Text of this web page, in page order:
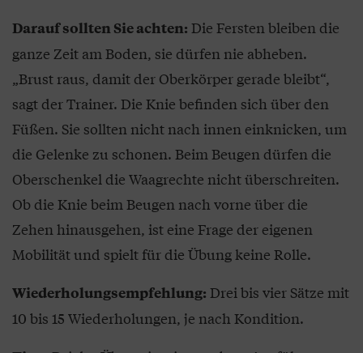
Darauf sollten Sie achten: Die Fersten bleiben die
ganze Zeit am Boden, sie dürfen nie abheben.
„Brust raus, damit der Oberkörper gerade bleibt“,
sagt der Trainer. Die Knie befinden sich über den
Füßen. Sie sollten nicht nach innen einknicken, um
die Gelenke zu schonen. Beim Beugen dürfen die
Oberschenkel die Waagrechte nicht überschreiten.
Ob die Knie beim Beugen nach vorne über die
Zehen hinausgehen, ist eine Frage der eigenen
Mobilität und spielt für die Übung keine Rolle.
Wiederholungsempfehlung: Drei bis vier Sätze mit
10 bis 15 Wiederholungen, je nach Kondition.